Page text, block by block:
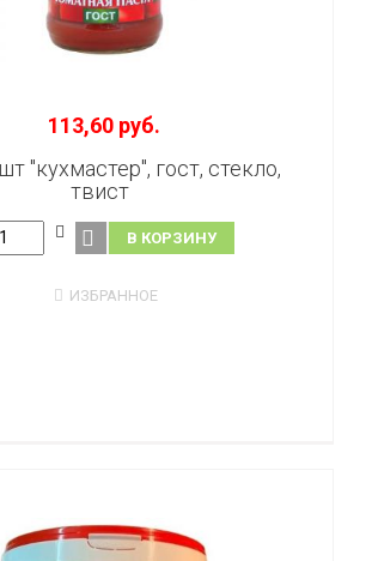
113,60 руб.
"кухмастер", гост, стекло,
твист
В КОРЗИНУ
ИЗБРАННОЕ